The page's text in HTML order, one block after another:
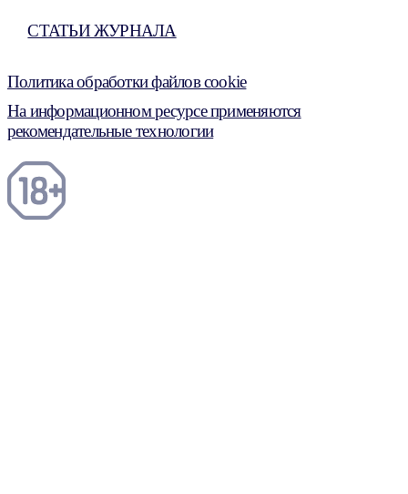
СТАТЬИ ЖУРНАЛА
Политика обработки файлов cookie
На информационном ресурсе применяются
рекомендательные технологии